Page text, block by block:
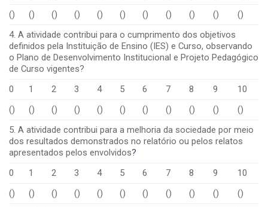
()
() () () () () () () () ()
()
4. A atividade contribui para o cumprimento dos objetivos
definidos pela Instituição de Ensino (IES) e Curso, observando
o Plano de Desenvolvimento Institucional e Projeto Pedagógico
de Curso vigentes?
0
1 2 3 4 5 6 7 8 9
10
()
() () () () () () () () ()
()
5. A atividade contribui para a melhoria da sociedade por meio
dos resultados demonstrados no relatório ou pelos relatos
apresentados pelos envolvidos?
0
1 2 3 4 5 6 7 8 9
10
()
() () () () () () () () ()
()